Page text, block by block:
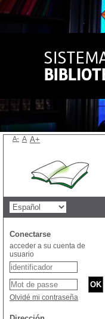
A- A A+
Conectarse
acceder a su cuenta de
usuario
Olvidé mi contraseña